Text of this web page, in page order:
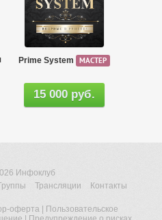
Prime System МАСТЕР
15 000 руб.
Инфоклуб
Трансляции Контакты
оферта|
Пользовательское